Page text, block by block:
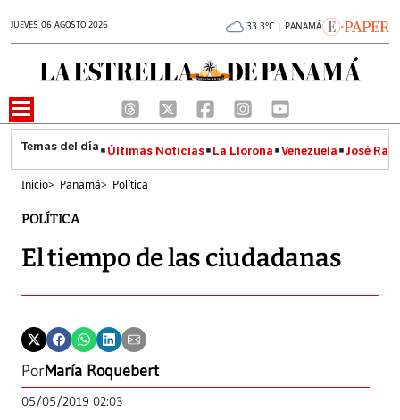
JUEVES 06 AGOSTO 2026 33.3°C | PANAMÁ
Últimas Noticias La Llorona Venezuela José
Inicio> Panamá> Política
POLÍTICA
El tiempo de las ciudadanas
PorMaría Roquebert
05/05/2019 02:03